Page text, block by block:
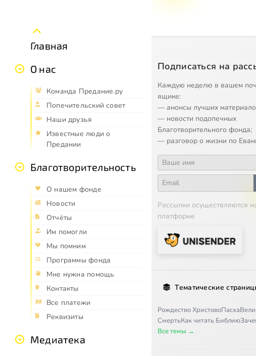
Главная
О нас
Команда Предание.ру
Попечительский совет
Наши друзья
Известные люди о
Предании
Благотворительность
О нашем фонде
Новости
Отчёты
Им помогли
Мы помним
Программы фонда
Мне нужна помощь
Контакты
Все платежи
Реквизиты
Медиатека
Подписаться на
Каждую неделю в вашем
ящике:
— анонсы лучших
— новости подопечных
Благотворительного фонда;
— разговор о жизни по
Рассылки осуществляются
платформе
Тематические
Рождество ХристовоПасха
СмертьКак читать Библию
Все темы →